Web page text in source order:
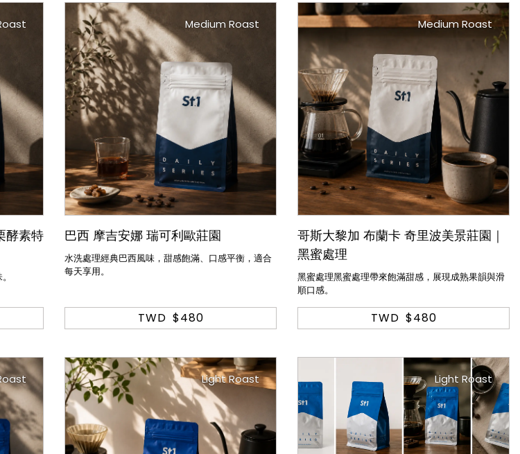
酵素特
Medium Roast
巴西 摩吉安娜 瑞可利歐莊園
水洗處理經典巴西風味，甜感飽滿、口感平衡，適合
每天享用。
TWD $480
Medium Roast
哥斯大黎加 布蘭卡 奇里波美景莊園｜
黑蜜處理
黑蜜處理黑蜜處理帶來飽滿甜感，展現成熟果韻與滑
順口感。
TWD $480
Light Roast Light Roast